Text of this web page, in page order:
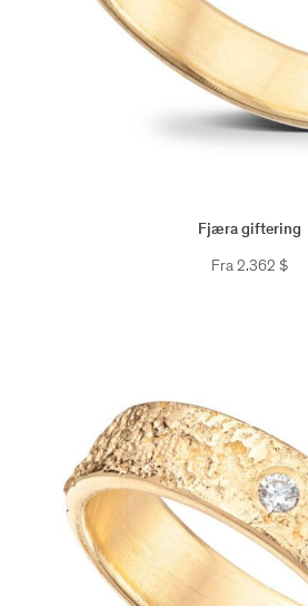
Fjæra giftering
Fra2.362 $